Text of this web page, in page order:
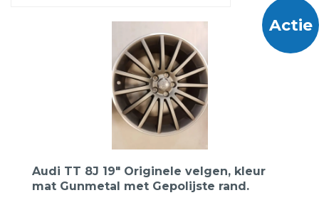
Actie
Audi TT 8J 19″ Originele velgen, kleur
mat Gunmetal met Gepolijste rand.